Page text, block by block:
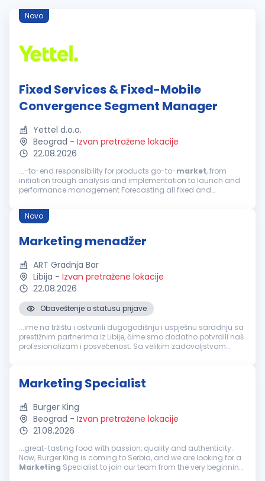
Novo
Fixed Services & Fixed-Mobile
Convergence Segment Manager
Yettel d.o.o.
Beograd - Izvan pretražene lokacije
22.08.2026
...-to-end responsibility for products go-to-market, from
initiation trough analysis and implementation to launch and
performance management Forecasting all fixed and
developments within the fixed and convergent...
Novo
Marketing menadžer
ART Gradnja Bar
Libija - Izvan pretražene lokacije
22.08.2026
Obaveštenje o statusu prijave
...ime na tržištu i ostvarili dugogodišnju i uspješnu saradnju sa
prestižnim partnerima iz Libije, čime smo dodatno potvrdili naš
profesionalizam i posvećenost. Sa velikim zadovoljstvom
Marketing Specialist
Burger King
Beograd - Izvan pretražene lokacije
21.08.2026
...great-tasting food with passion, quality and authenticity.
Now, Burger King is coming to Serbia, and we are looking for a
Marketing Specialist to join our team from the very beginning.